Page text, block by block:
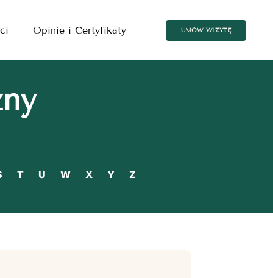
Opinie i Certyfikaty UMÓW WIZYTĘ
T U W X Y Z